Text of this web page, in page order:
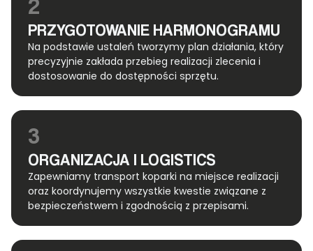
2
PRZYGOTOWANIE HARMONOGRAMU
Na podstawie ustaleń tworzymy plan działania, który
precyzyjnie zakłada przebieg realizacji zlecenia i
dostosowanie do dostępności sprzętu.
3
ORGANIZACJA I LOGISTICS
Zapewniamy transport koparki na miejsce realizacji
oraz koordynujemy wszystkie kwestie związane z
bezpieczeństwem i zgodnością z przepisami.